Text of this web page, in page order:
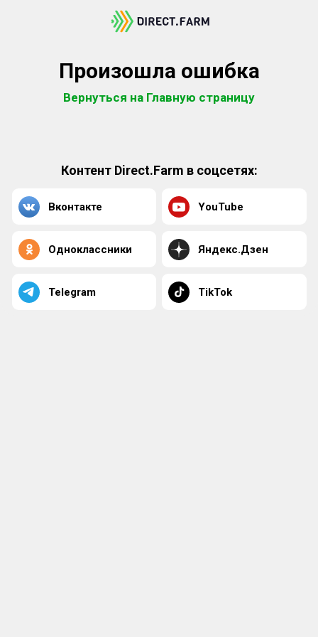
Произошла ошибка
Вернуться на Главную страницу
Контент Direct.Farm в соцсетях:
Вконтакте YouTube
Одноклассники Яндекс.Дзен
Telegram TikTok